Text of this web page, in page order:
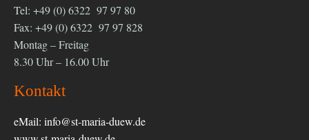
Tel: +49 (0) 6322 97 97 80
Fax: +49 (0) 6322 97 97 828
Montag – Freitag
8.30 Uhr – 16.00 Uhr
Kontakt
eMail: info@st-maria-duew.de